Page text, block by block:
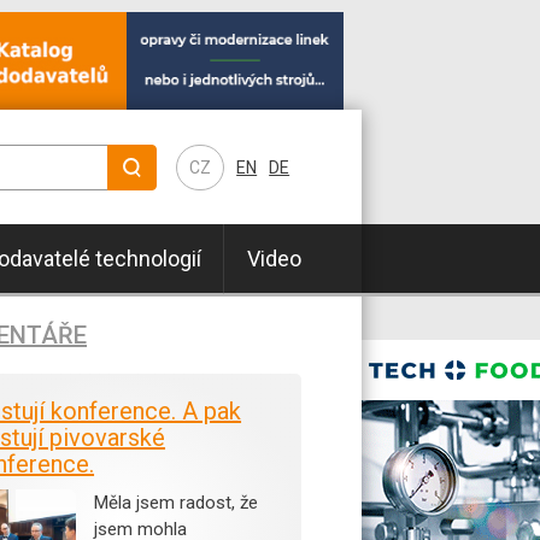
CZ EN DE
technologií Video
konference. A pak
pivovarské
Měla jsem radost, že
jsem mohla